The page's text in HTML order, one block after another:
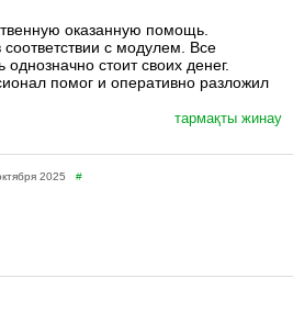
оказанную помощь.
с модулем. Все
стоит своих денег.
помог и оперативно разложил
тармақты жинау
2025 #